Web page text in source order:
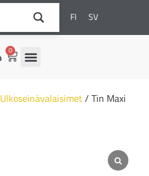
FI SV
0
Ulkoseinävalaisimet/ Tin Maxi